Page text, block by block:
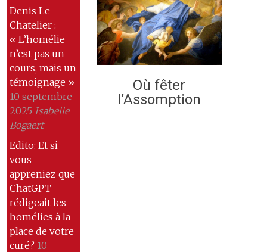
Denis Le
Chatelier :
« L’homélie
n’est pas un
cours, mais un
témoignage »
10 septembre
2025 Isabelle
Bogaert
Edito: Et si
vous
appreniez que
ChatGPT
rédigeait les
homélies à la
place de votre
curé? 10
Où fêter
l’Assomption